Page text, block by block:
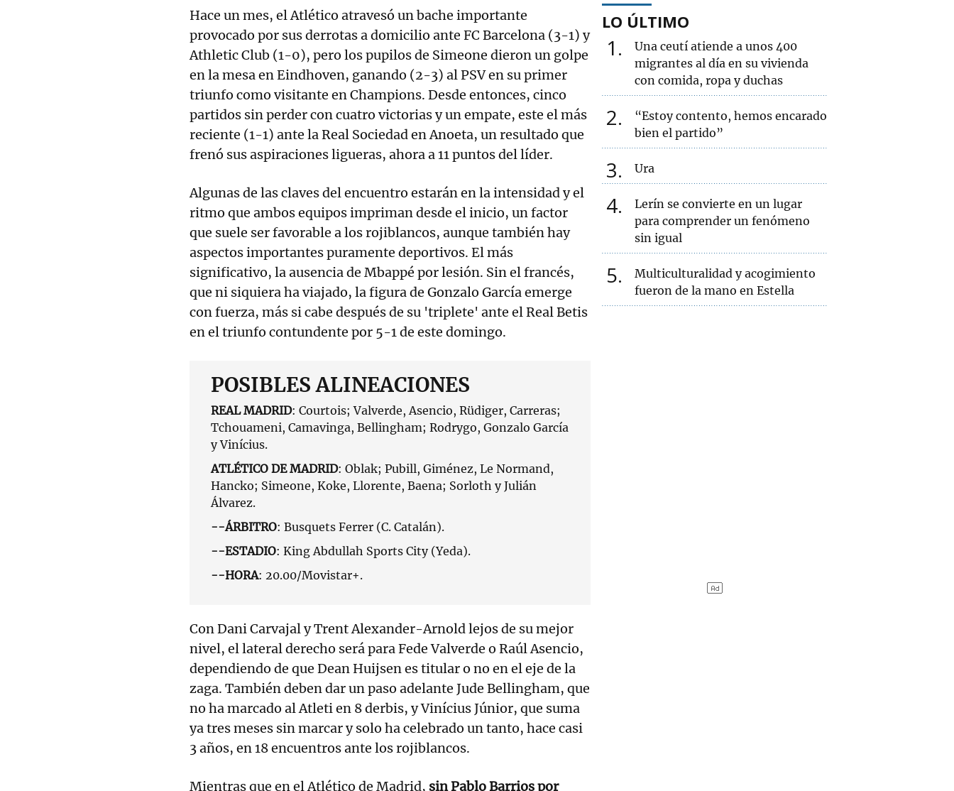
Hace un mes, el Atlético atravesó un bache importante
provocado por sus derrotas a domicilio ante FC Barcelona (3-1) y
Athletic Club (1-0), pero los pupilos de Simeone dieron un golpe
en la mesa en Eindhoven, ganando (2-3) al PSV en su primer
triunfo como visitante en Champions. Desde entonces, cinco
partidos sin perder con cuatro victorias y un empate, este el más
reciente (1-1) ante la Real Sociedad en Anoeta, un resultado que
frenó sus aspiraciones ligueras, ahora a 11 puntos del líder.
Algunas de las claves del encuentro estarán en la intensidad y el
ritmo que ambos equipos impriman desde el inicio, un factor
que suele ser favorable a los rojiblancos, aunque también hay
aspectos importantes puramente deportivos. El más
significativo, la ausencia de Mbappé por lesión. Sin el francés,
que ni siquiera ha viajado, la figura de Gonzalo García emerge
con fuerza, más si cabe después de su 'triplete' ante el Real Betis
en el triunfo contundente por 5-1 de este domingo.
POSIBLES ALINEACIONES
REAL MADRID: Courtois; Valverde, Asencio, Rüdiger, Carreras;
Tchouameni, Camavinga, Bellingham; Rodrygo, Gonzalo García
y Vinícius.
ATLÉTICO DE MADRID: Oblak; Pubill, Giménez, Le Normand,
Hancko; Simeone, Koke, Llorente, Baena; Sorloth y Julián
Álvarez.
--ÁRBITRO: Busquets Ferrer (C. Catalán).
--ESTADIO: King Abdullah Sports City (Yeda).
--HORA: 20.00/Movistar+.
Con Dani Carvajal y Trent Alexander-Arnold lejos de su mejor
nivel, el lateral derecho será para Fede Valverde o Raúl Asencio,
dependiendo de que Dean Huijsen es titular o no en el eje de la
zaga. También deben dar un paso adelante Jude Bellingham, que
no ha marcado al Atleti en 8 derbis, y Vinícius Júnior, que suma
ya tres meses sin marcar y solo ha celebrado un tanto, hace casi
3 años, en 18 encuentros ante los rojiblancos.
Mientras que en el Atlético de Madrid, sin Pablo Barrios por
LO ÚLTIMO
1
Una ceutí atiende a unos 400
migrantes al día en su vivienda
con comida, ropa y duchas
2
“Estoy contento, hemos encarado
bien el partido”
3 Ura
4
Lerín se convierte en un lugar
para comprender un fenómeno
sin igual
5
Multiculturalidad y acogimiento
fueron de la mano en Estella